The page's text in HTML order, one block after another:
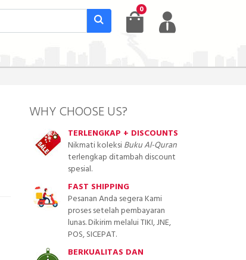
0
WHY CHOOSE US?
TERLENGKAP + DISCOUNTS
Nikmati koleksiBuku Al-Quran
terlengkap ditambah discount
spesial.
FAST SHIPPING
Pesanan Anda segera Kami
proses setelah pembayaran
lunas. Dikirim melalui TIKI, JNE,
POS, SICEPAT.
BERKUALITAS DAN